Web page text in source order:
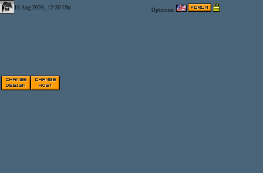
10.Aug.2026 , 12:30 Uhr Optionen: